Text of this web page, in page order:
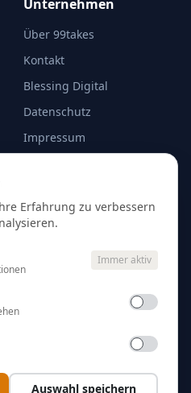
Unternehmen
Über 99takes
Kontakt
Blessing Digital
Datenschutz
Impressum
Erfahrung zu verbessern
Immer aktiv
Auswahl speichern